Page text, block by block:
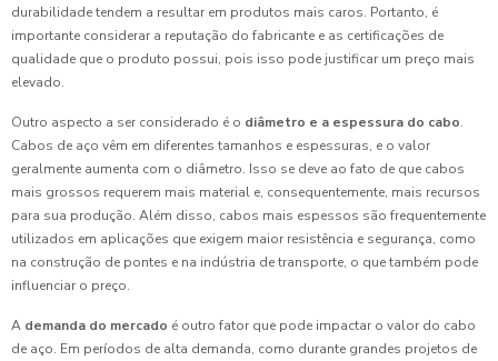
durabilidade tendem a resultar em produtos mais caros. Portanto, é
importante considerar a reputação do fabricante e as certificações de
qualidade que o produto possui, pois isso pode justificar um preço mais
elevado.
Outro aspecto a ser considerado é o diâmetro e a espessura do cabo.
Cabos de aço vêm em diferentes tamanhos e espessuras, e o valor
geralmente aumenta com o diâmetro. Isso se deve ao fato de que cabos
mais grossos requerem mais material e, consequentemente, mais recursos
para sua produção. Além disso, cabos mais espessos são frequentemente
utilizados em aplicações que exigem maior resistência e segurança, como
na construção de pontes e na indústria de transporte, o que também pode
influenciar o preço.
A demanda do mercado é outro fator que pode impactar o valor do cabo
de aço. Em períodos de alta demanda, como durante grandes projetos de